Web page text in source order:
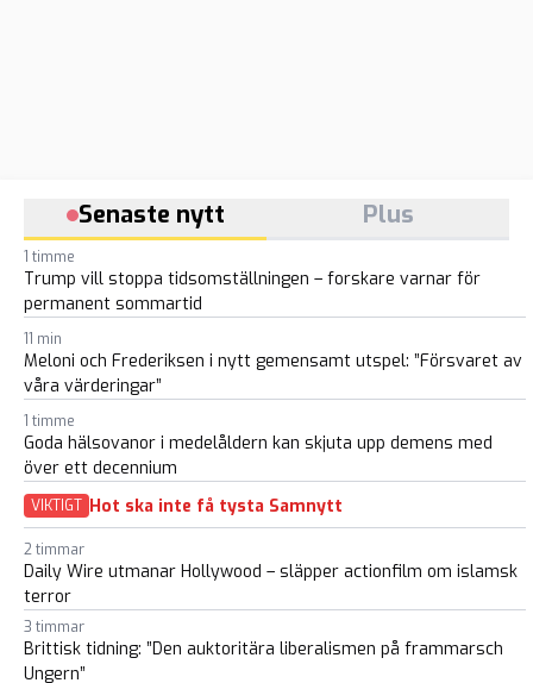
Senaste nytt Plus
1 timme
Trump vill stoppa tidsomställningen – forskare varnar för
permanent sommartid
11 min
Meloni och Frederiksen i nytt gemensamt utspel: ”Försvaret av
våra värderingar”
1 timme
Goda hälsovanor i medelåldern kan skjuta upp demens med
över ett decennium
VIKTIGT Hot ska inte få tysta Samnytt
2 timmar
Daily Wire utmanar Hollywood – släpper actionfilm om islamsk
terror
3 timmar
Brittisk tidning: ”Den auktoritära liberalismen på frammarsch
Ungern”